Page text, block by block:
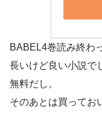
BABEL4巻読み終わ
長いけど良い小説で
無料だし。
そのあとは買ってお